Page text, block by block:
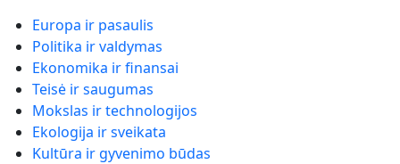
Europa ir pasaulis
Politika ir valdymas
Ekonomika ir finansai
Teisė ir saugumas
Mokslas ir technologijos
Ekologija ir sveikata
Kultūra ir gyvenimo būdas